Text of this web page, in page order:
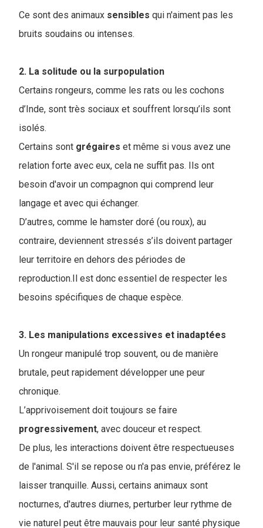
Ce sont des animaux sensibles qui n'aiment pas les
bruits soudains ou intenses.
2. La solitude ou la surpopulation
Certains rongeurs, comme les rats ou les cochons
d’Inde, sont très sociaux et souffrent lorsqu’ils sont
isolés.
Certains sont grégaires et même si vous avez une
relation forte avec eux, cela ne suffit pas. Ils ont
besoin d'avoir un compagnon qui comprend leur
langage et avec qui échanger.
D’autres, comme le hamster doré (ou roux), au
contraire, deviennent stressés s’ils doivent partager
leur territoire en dehors des périodes de
reproduction.Il est donc essentiel de respecter les
besoins spécifiques de chaque espèce.
3. Les manipulations excessives et inadaptées
Un rongeur manipulé trop souvent, ou de manière
brutale, peut rapidement développer une peur
chronique.
L’apprivoisement doit toujours se faire
progressivement, avec douceur et respect.
De plus, les interactions doivent être respectueuses
de l'animal. S'il se repose ou n'a pas envie, préférez le
laisser tranquille. Aussi, certains animaux sont
nocturnes, d'autres diurnes, perturber leur rythme de
vie naturel peut être mauvais pour leur santé physique